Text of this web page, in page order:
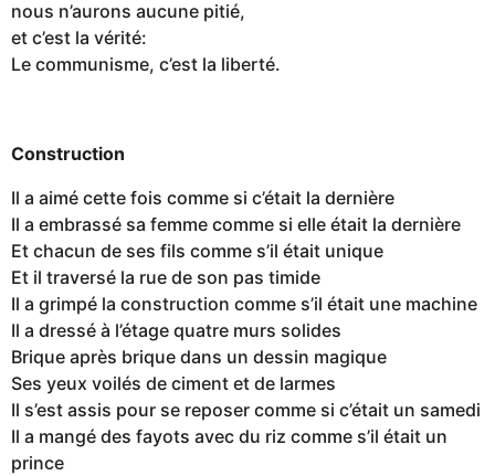
nous n’aurons aucune pitié,
et c’est la vérité:
Le communisme, c’est la liberté.
Construction
Il a aimé cette fois comme si c’était la dernière
Il a embrassé sa femme comme si elle était la dernière
Et chacun de ses fils comme s’il était unique
Et il traversé la rue de son pas timide
Il a grimpé la construction comme s’il était une machine
Il a dressé à l’étage quatre murs solides
Brique après brique dans un dessin magique
Ses yeux voilés de ciment et de larmes
Il s’est assis pour se reposer comme si c’était un samedi
Il a mangé des fayots avec du riz comme s’il était un
prince